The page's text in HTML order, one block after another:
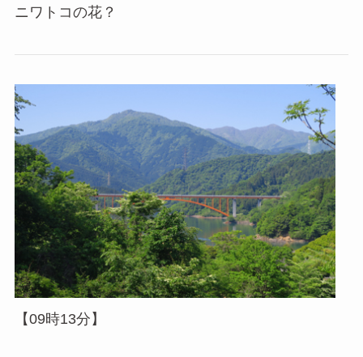
ニワトコの花？
【09時13分】